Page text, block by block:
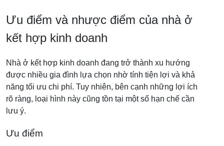
Ưu điểm và nhược điểm của nhà ở
kết hợp kinh doanh
Nhà ở kết hợp kinh doanh đang trở thành xu hướng
được nhiều gia đình lựa chọn nhờ tính tiện lợi và khả
năng tối ưu chi phí. Tuy nhiên, bên cạnh những lợi ích
rõ ràng, loại hình này cũng tồn tại một số hạn chế cần
lưu ý.
Ưu điểm